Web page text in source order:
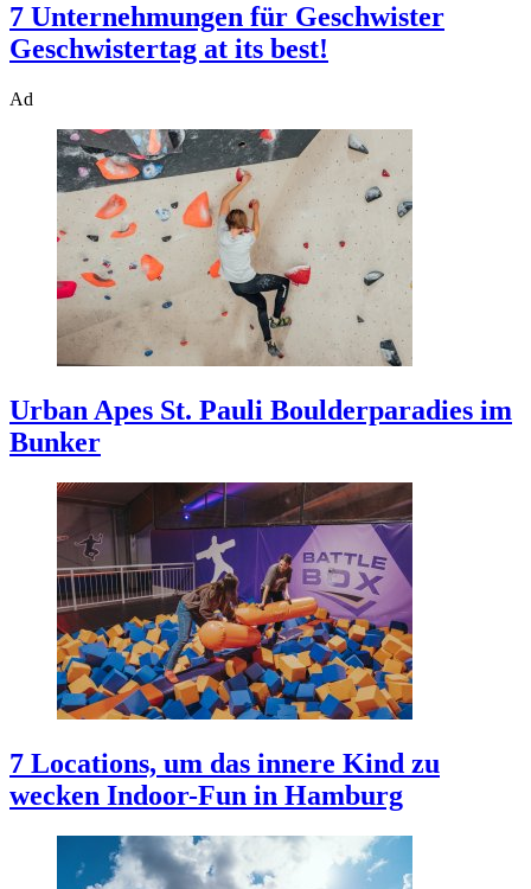
7 Unternehmungen für Geschwister
Geschwistertag at its best!
Ad
Urban Apes St. Pauli Boulderparadies im
Bunker
7 Locations, um das innere Kind zu
wecken Indoor-Fun in Hamburg